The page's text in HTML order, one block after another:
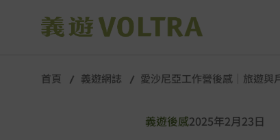
首頁 義遊網誌 愛沙尼亞工作營後感｜旅遊與
義遊後感2025年2月23日